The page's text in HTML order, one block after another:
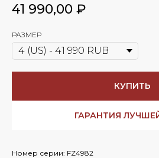
41 990,00 ₽
РАЗМЕР
КУПИТЬ
ГАРАНТИЯ
Номер серии: FZ4982